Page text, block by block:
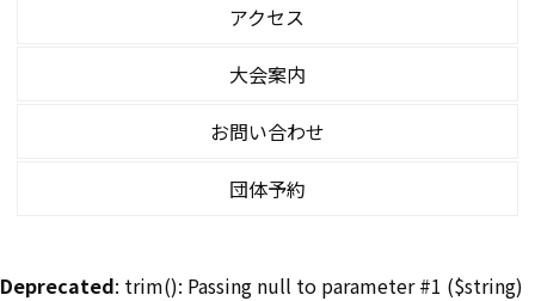
アクセス
大会案内
お問い合わせ
団体予約
Deprecated: trim(): Passing null to parameter #1 ($string)